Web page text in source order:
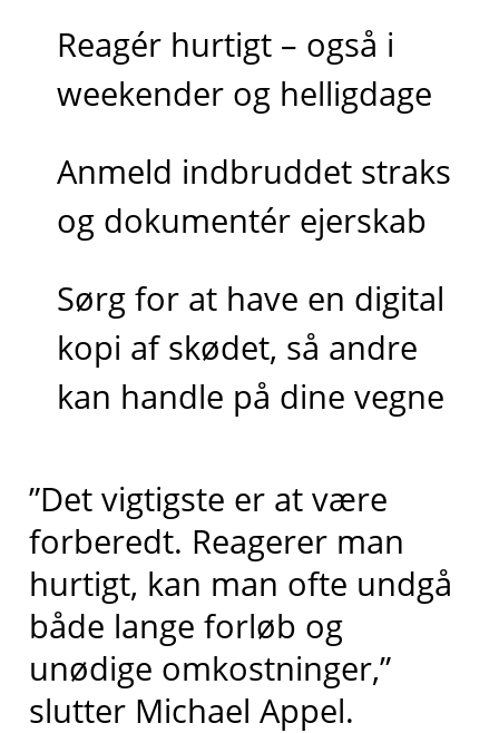
Reagér hurtigt – også i
weekender og helligdage
Anmeld indbruddet straks
og dokumentér ejerskab
Sørg for at have en digital
kopi af skødet, så andre
kan handle på dine vegne
”Det vigtigste er at være
forberedt. Reagerer man
hurtigt, kan man ofte undgå
både lange forløb og
unødige omkostninger,”
slutter Michael Appel.